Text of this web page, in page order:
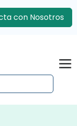
con Nosotros